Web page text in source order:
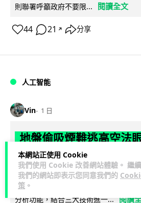
本網站正使用 Cookie
我們使用 Cookie 改善網站體驗。 繼
我們的網站即表示您同意我們的
策 。
則聯署呼籲政府不要限...
閱讀全文
44 21 ↗ 分享
人工智能
Vin 1 日
地盤偷吸煙難逃高空法
感無人機 擬加 AI 人臉識
勞工處投入配備熱感應鏡頭的小型無人
地盤違例吸煙，並正研究於未來一年內
分析功能，結合三大技術進一... 閱讀